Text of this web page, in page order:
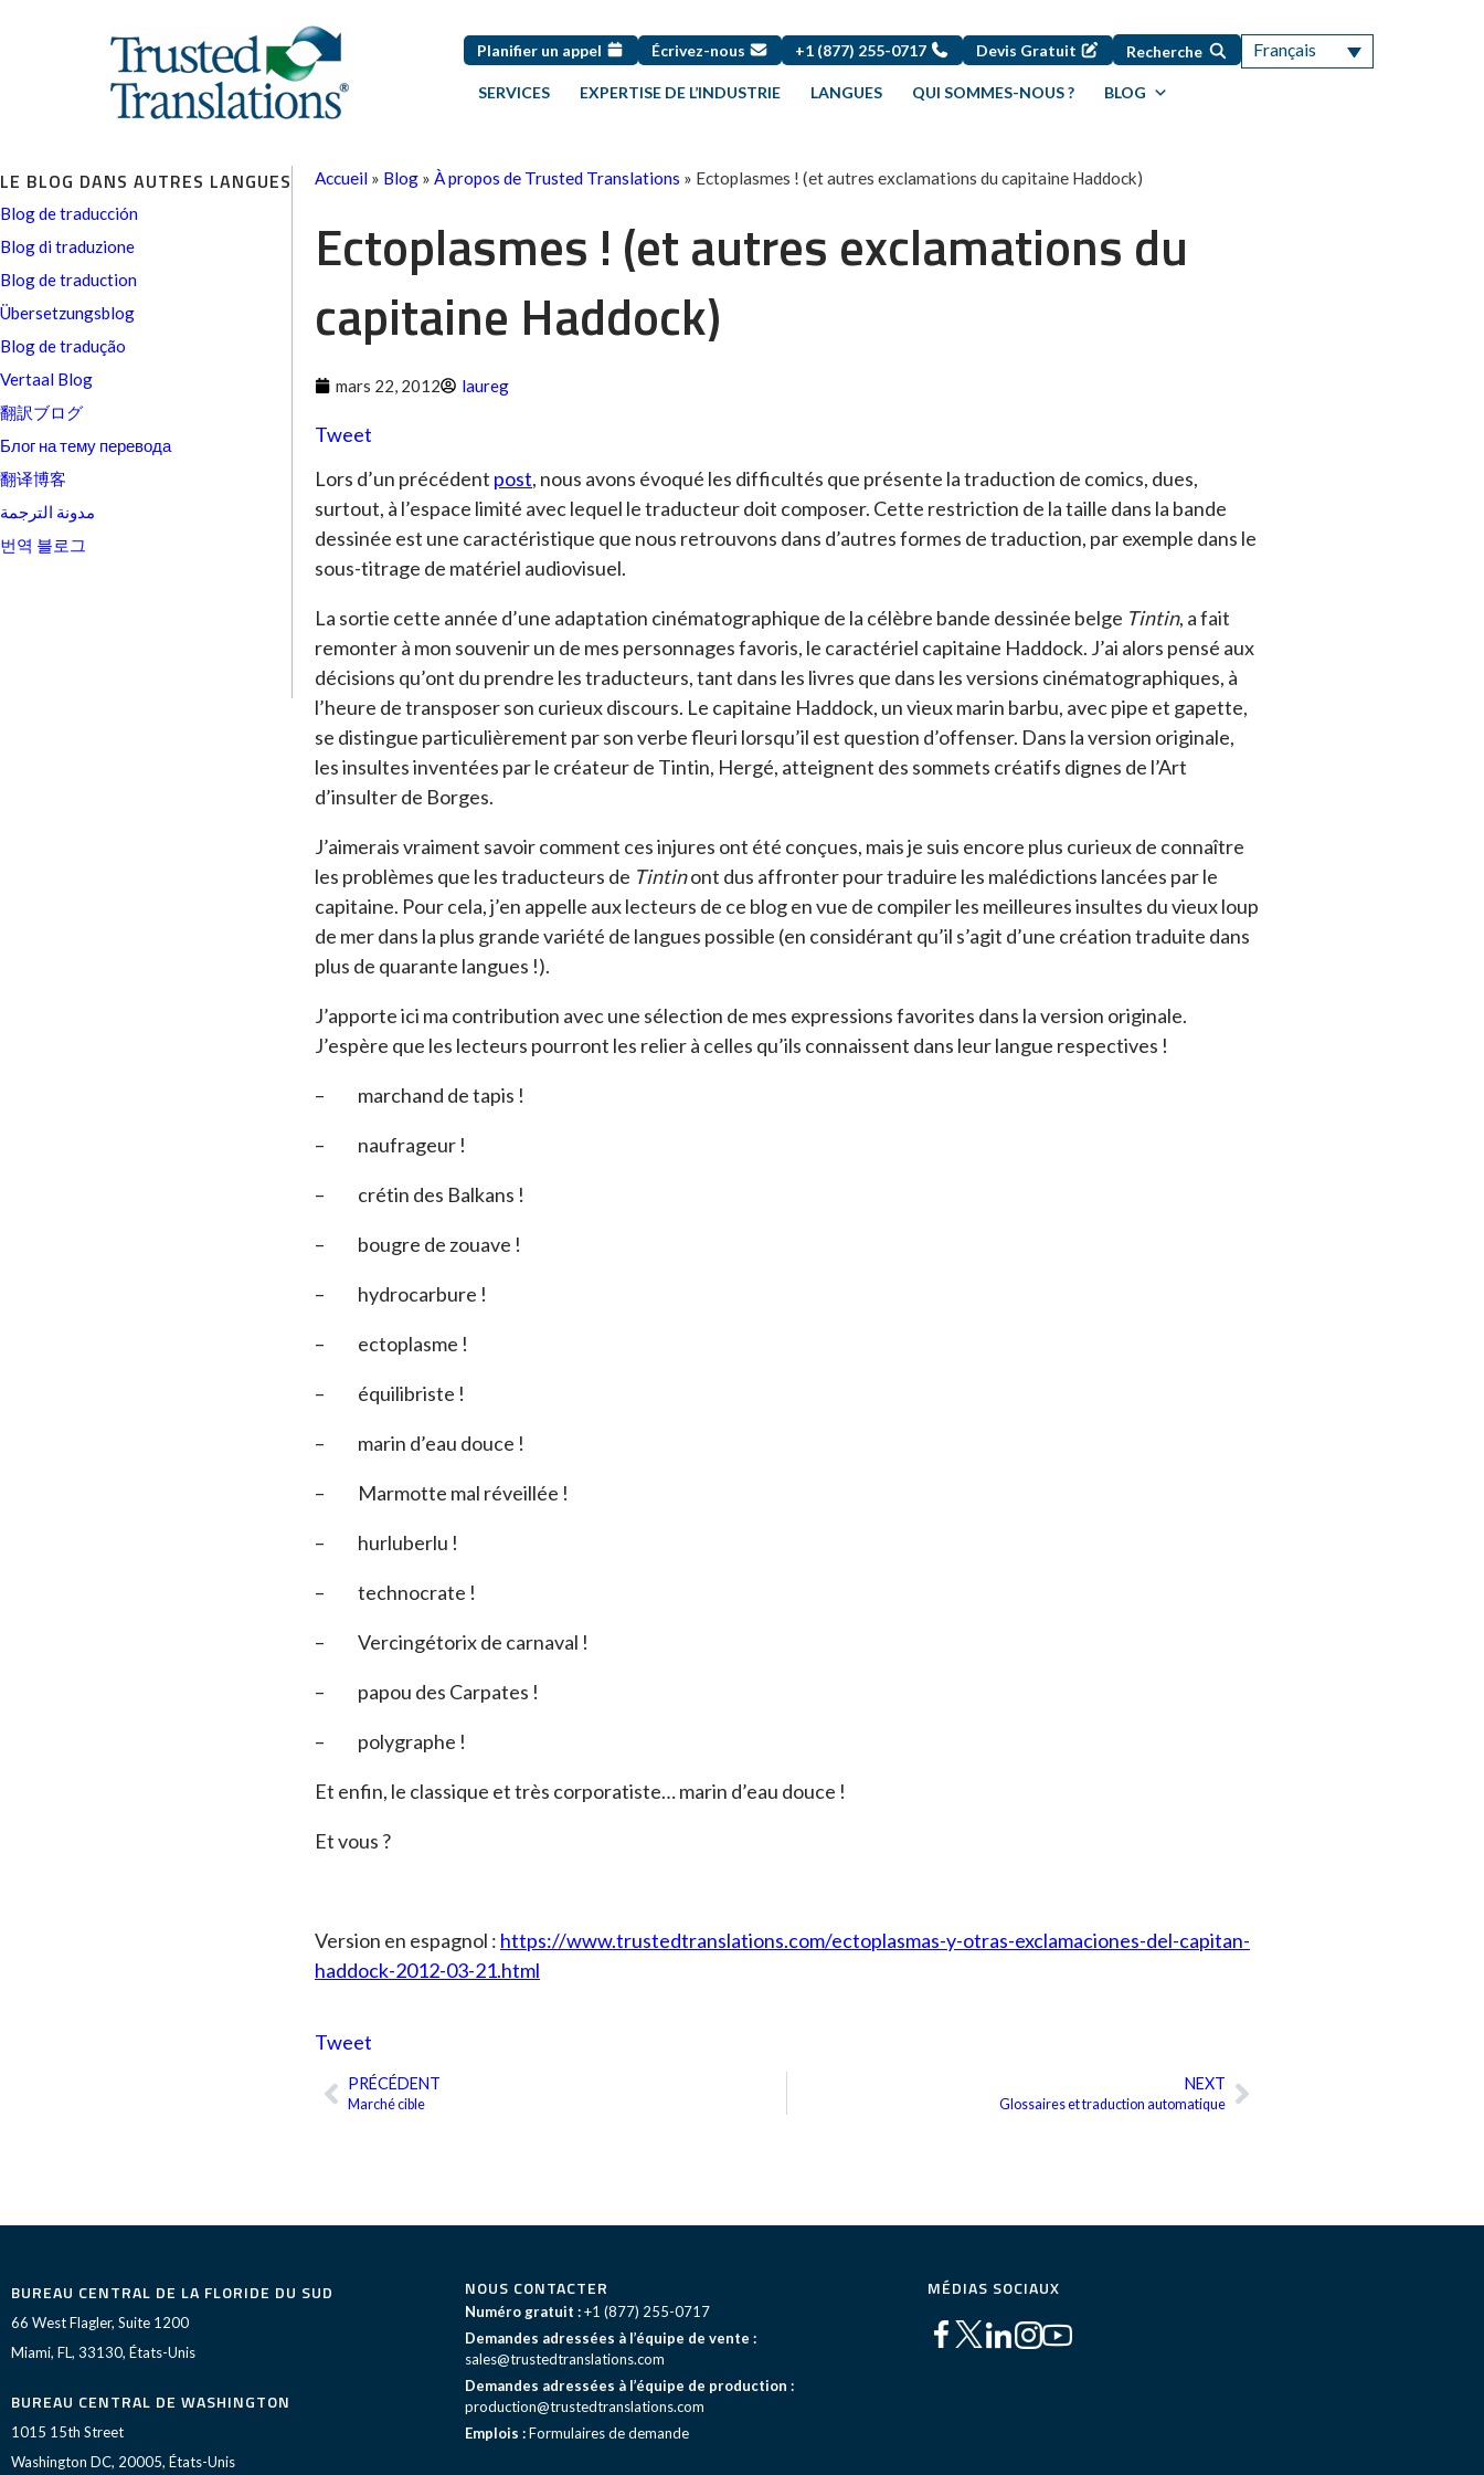
Planifier un appel Écrivez-nous +1 (877) 255-0717 Devis Gratuit Recherche Français
SERVICES EXPERTISE DE L’INDUSTRIE LANGUES QUI SOMMES-NOUS ? BLOG
LE BLOG DANS AUTRES LANGUES
Blog de traducción
Blog di traduzione
Blog de traduction
Übersetzungsblog
Blog de tradução
Vertaal Blog
翻訳ブログ
Блог на тему перевода
翻译博客
مدونة الترجمة
번역 블로그
Accueil » Blog » À propos de Trusted Translations » Ectoplasmes ! (et autres exclamations du capitaine Haddock)
Ectoplasmes ! (et autres exclamations du
capitaine Haddock)
mars 22, 2012 laureg
Tweet
Lors d’un précédent post, nous avons évoqué les difficultés que présente la traduction de comics, dues,
surtout, à l’espace limité avec lequel le traducteur doit composer. Cette restriction de la taille dans la bande
dessinée est une caractéristique que nous retrouvons dans d’autres formes de traduction, par exemple dans le
sous-titrage de matériel audiovisuel.
La sortie cette année d’une adaptation cinématographique de la célèbre bande dessinée belge Tintin, a fait
remonter à mon souvenir un de mes personnages favoris, le caractériel capitaine Haddock. J’ai alors pensé aux
décisions qu’ont du prendre les traducteurs, tant dans les livres que dans les versions cinématographiques, à
l’heure de transposer son curieux discours. Le capitaine Haddock, un vieux marin barbu, avec pipe et gapette,
se distingue particulièrement par son verbe fleuri lorsqu’il est question d’offenser. Dans la version originale,
les insultes inventées par le créateur de Tintin, Hergé, atteignent des sommets créatifs dignes de l’Art
d’insulter de Borges.
J’aimerais vraiment savoir comment ces injures ont été conçues, mais je suis encore plus curieux de connaître
les problèmes que les traducteurs de Tintinont dus affronter pour traduire les malédictions lancées par le
capitaine. Pour cela, j’en appelle aux lecteurs de ce blog en vue de compiler les meilleures insultes du vieux loup
de mer dans la plus grande variété de langues possible (en considérant qu’il s’agit d’une création traduite dans
plus de quarante langues !).
J’apporte ici ma contribution avec une sélection de mes expressions favorites dans la version originale.
J’espère que les lecteurs pourront les relier à celles qu’ils connaissent dans leur langue respectives !
– marchand de tapis !
– naufrageur !
– crétin des Balkans !
– bougre de zouave !
– hydrocarbure !
– ectoplasme !
– équilibriste !
– marin d’eau douce !
– Marmotte mal réveillée !
– hurluberlu !
– technocrate !
– Vercingétorix de carnaval !
– papou des Carpates !
– polygraphe !
Et enfin, le classique et très corporatiste… marin d’eau douce !
Et vous ?
Version en espagnol : https://www.trustedtranslations.com/ectoplasmas-y-otras-exclamaciones-del-capitan-
haddock-2012-03-21.html
Tweet
Précédent
PRÉCÉDENT
Marché cible
NEXT
Glossaires et traduction automatiqueSuivant
BUREAU CENTRAL DE LA FLORIDE DU SUD
66 West Flagler, Suite 1200
Miami, FL, 33130, États-Unis
BUREAU CENTRAL DE WASHINGTON
1015 15th Street
Washington DC, 20005, États-Unis
NOUS CONTACTER
Numéro gratuit :+1 (877) 255-0717
Demandes adressées à l’équipe de vente :
sales@trustedtranslations.com
Demandes adressées à l’équipe de production :
production@trustedtranslations.com
Emplois :Formulaires de demande
MÉDIAS SOCIAUX